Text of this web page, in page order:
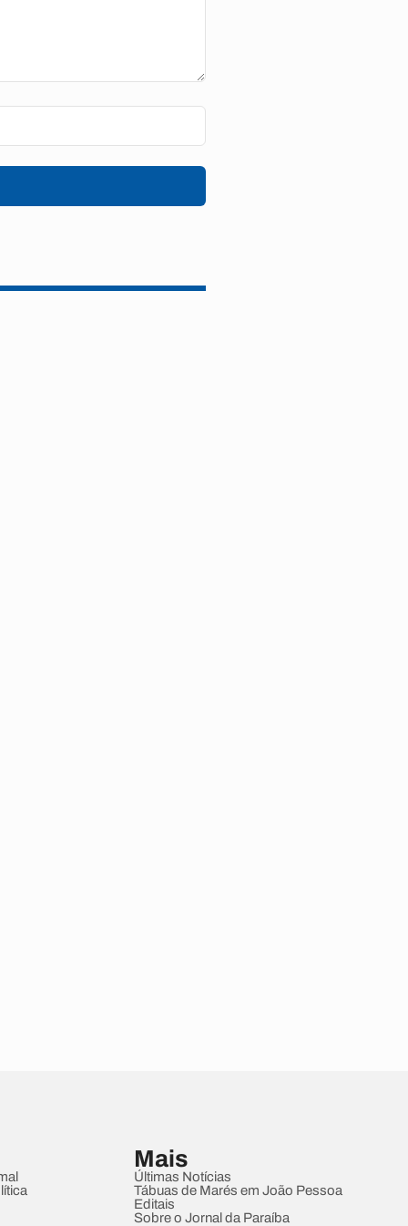
Mais
Últimas Notícias
Tábuas de Marés em João Pessoa
Editais
Sobre o Jornal da Paraíba